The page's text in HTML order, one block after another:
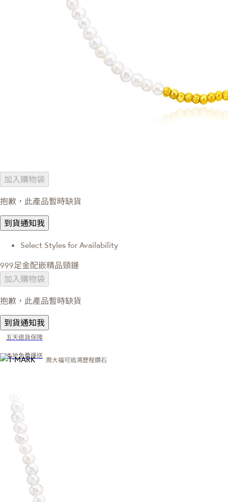
加入購物袋
抱歉，此產品暫時缺貨
到貨通知我
Select Styles for Availability
999足金配嵌精品頸鏈
加入購物袋
抱歉，此產品暫時缺貨
到貨通知我
五天退貨保障
本地免費運送
周大福可追溯歷程鑽石